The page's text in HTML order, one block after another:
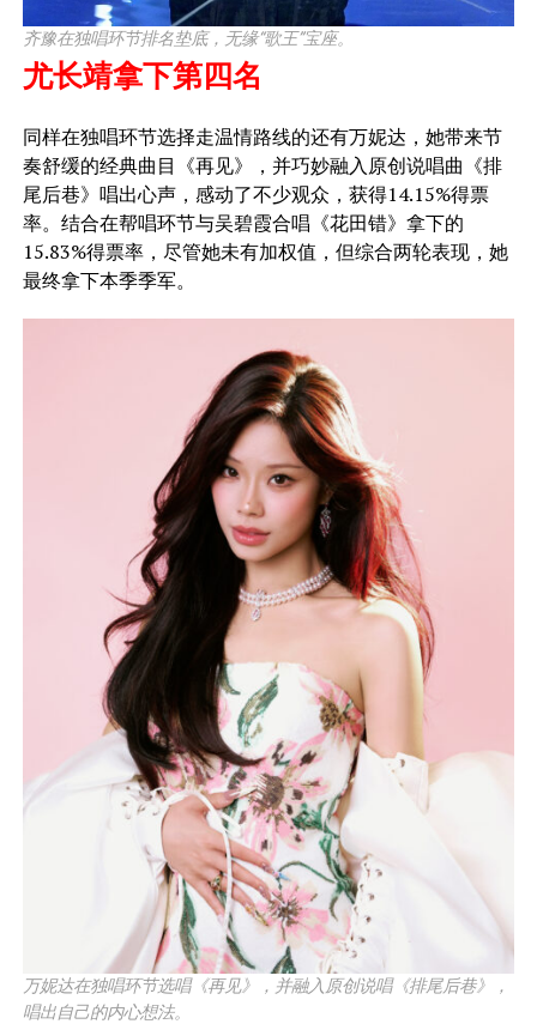
齐豫在独唱环节排名垫底，无缘“歌王”宝座。
尤长靖拿下第四名
​同样在独唱环节选择走温情路线的还有万妮达，她带来节
奏舒缓的经典曲目《再见》，并巧妙融入原创说唱曲《排
尾后巷》唱出心声，感动了不少观众，获得14.15%得票
率。结合在帮唱环节与吴碧霞合唱《花田错》拿下的
15.83%得票率，尽管她未有加权值，但综合两轮表现，她
最终拿下本季季军。
万妮达在独唱环节选唱《再见》，并融入原创说唱《排尾后巷》，
唱出自己的内心想法。